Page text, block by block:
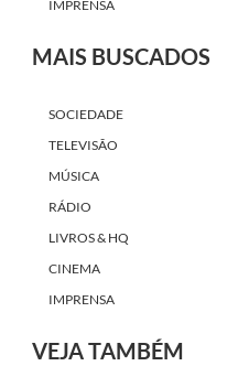
IMPRENSA
MAIS BUSCADOS
SOCIEDADE
TELEVISÃO
MÚSICA
RÁDIO
LIVROS & HQ
CINEMA
IMPRENSA
VEJA TAMBÉM